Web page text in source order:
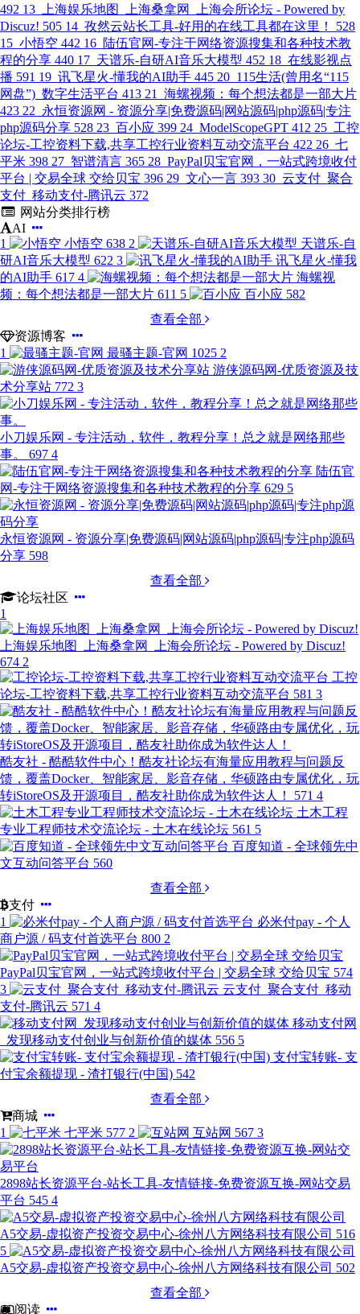
492 13
上海娱乐地图_上海桑拿网_上海会所论坛 - Powered by
Discuz! 505 14 孜然云站长工具-好用的在线工具都在这里！
528
15 小悟空 442 16 陆伍官网-专注于网络资源搜集和各种技术教
程的分享 440 17 天谱乐-自研AI音乐大模型 452 18 在线影视点
播 591 19 讯飞星火-懂我的AI助手 445 20 115生活(曾用名“115
网盘”)_数字生活平台 413 21
海螺视频：每个想法都是一部大片
423 22 永恒资源网 - 资源分享|免费源码|网站源码|php源码|专注
php源码分享 528 23 百小应 399 24 ModelScopeGPT 412 25 工控
论坛-工控资料下载,共享工控行业资料互动交流平台 422 26 七
平米 398 27 智谱清言 365 28 PayPal贝宝官网，一站式跨境收付
平台 | 交易全球 交给贝宝 396 29 文心一言 393 30 云支付_聚合
支付_移动支付-腾讯云 372
网站分类排行榜
AI
1
小悟空 638 2
天谱乐-自
研AI音乐大模型 622 3
讯飞星火-懂我
的AI助手 617 4
海螺视
频：每个想法都是一部大片 611 5 百小应 582
查看全部
资源博客
1
最骚主题-官网 1025 2
游侠源码网-优质资源及技
术分享站 772 3
小刀娱乐网 - 专注活动，软件，教程分享！总之就是网络那些
事。
697 4
陆伍官
网-专注于网络资源搜集和各种技术教程的分享 629 5
永恒资源网 - 资源分享|免费源码|网站源码|php源码|专注php源码
分享 598
查看全部
论坛社区
1
上海娱乐地图_上海桑拿网_上海会所论坛 - Powered by Discuz!
674 2
工控
论坛-工控资料下载,共享工控行业资料互动交流平台 581 3
酷友社 - 酷酷软件中心！酷友社论坛有海量应用教程与问题反
馈，覆盖Docker、智能家居、影音存储，华硕路由专属优化，玩
转iStoreOS及开源项目，酷友社助你成为软件达人！
571 4
土木工程
专业工程师技术交流论坛 - 土木在线论坛 561 5
百度知道 - 全球领先中
文互动问答平台 560
查看全部
支付
1
必米付pay - 个人
商户源 / 码支付首选平台 800 2
PayPal贝宝官网，一站式跨境收付平台 | 交易全球 交给贝宝 574
3
云支付_聚合支付_移动
支付-腾讯云 571 4
移动支付网
_发现移动支付创业与创新价值的媒体 556 5
支付宝转账- 支
付宝余额提现 - 渣打银行(中国) 542
查看全部
商城
1
七平米 577 2 互站网 567 3
2898站长资源平台-站长工具-友情链接-免费资源互换-网站交易
平台 545 4
A5交易-虚拟资产投资交易中心-徐州八方网络科技有限公司 516
5
A5交易-虚拟资产投资交易中心-徐州八方网络科技有限公司 502
查看全部
阅读